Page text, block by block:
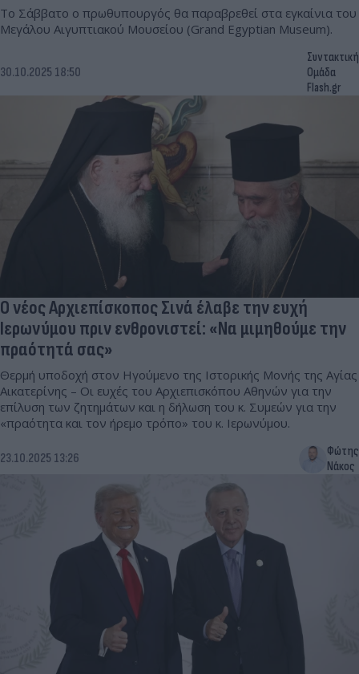
Το Σάββατο ο πρωθυπουργός θα παραβρεθεί στα εγκαίνια του
Μεγάλου Αιγυπτιακού Μουσείου (Grand Egyptian Museum).
30.10.2025 18:50
Συντακτική
Ομάδα
Flash.gr
Ο νέος Αρχιεπίσκοπος Σινά έλαβε την ευχή
Ιερωνύμου πριν ενθρονιστεί: «Να μιμηθούμε την
πραότητά σας»
Θερμή υποδοχή στον Ηγούμενο της Ιστορικής Μονής της Αγίας
Αικατερίνης – Οι ευχές του Αρχιεπισκόπου Αθηνών για την
επίλυση των ζητημάτων και η δήλωση του κ. Συμεών για την
«πραότητα και τον ήρεμο τρόπο» του κ. Ιερωνύμου.
23.10.2025 13:26
Φώτης
Νάκος